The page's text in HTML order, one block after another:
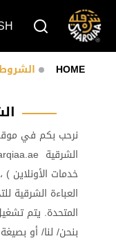
HOME
نرحب بكم في
خدمات
العباءة الشرقية
المتحدة. يتم
بنحن/ لنا/ أو